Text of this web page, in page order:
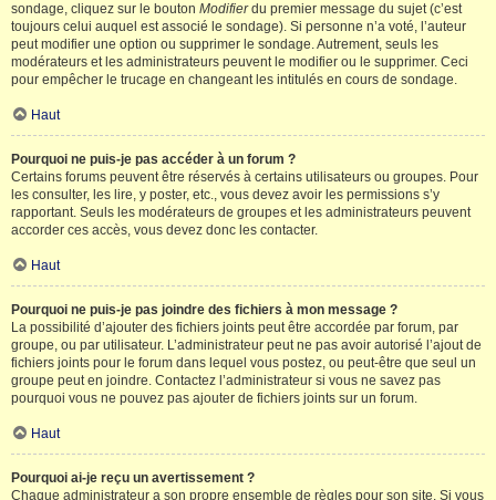
sondage, cliquez sur le bouton Modifierdu premier message du sujet (c’est
toujours celui auquel est associé le sondage). Si personne n’a voté, l’auteur
peut modifier une option ou supprimer le sondage. Autrement, seuls les
modérateurs et les administrateurs peuvent le modifier ou le supprimer. Ceci
pour empêcher le trucage en changeant les intitulés en cours de sondage.
Haut
Pourquoi ne puis-je pas accéder à un forum ?
Certains forums peuvent être réservés à certains utilisateurs ou groupes. Pour
les consulter, les lire, y poster, etc., vous devez avoir les permissions s’y
rapportant. Seuls les modérateurs de groupes et les administrateurs peuvent
accorder ces accès, vous devez donc les contacter.
Haut
Pourquoi ne puis-je pas joindre des fichiers à mon message ?
La possibilité d’ajouter des fichiers joints peut être accordée par forum, par
groupe, ou par utilisateur. L’administrateur peut ne pas avoir autorisé l’ajout de
fichiers joints pour le forum dans lequel vous postez, ou peut-être que seul un
groupe peut en joindre. Contactez l’administrateur si vous ne savez pas
pourquoi vous ne pouvez pas ajouter de fichiers joints sur un forum.
Haut
Pourquoi ai-je reçu un avertissement ?
Chaque administrateur a son propre ensemble de règles pour son site. Si vous